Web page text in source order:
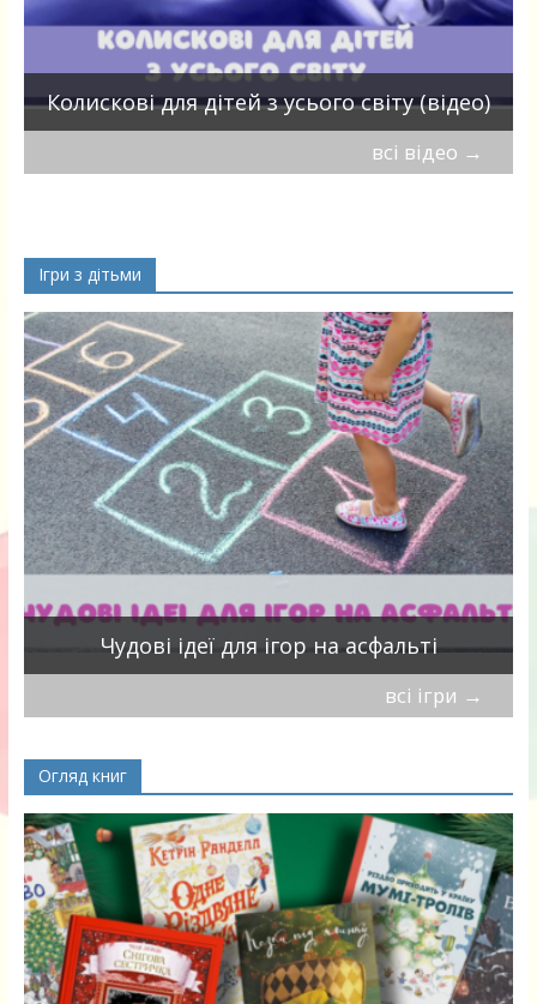
Колискові для дітей з усього світу (відео)
всі відео →
Ігри з дітьми
Чудові ідеї для ігор на асфальті
всі ігри →
Огляд книг